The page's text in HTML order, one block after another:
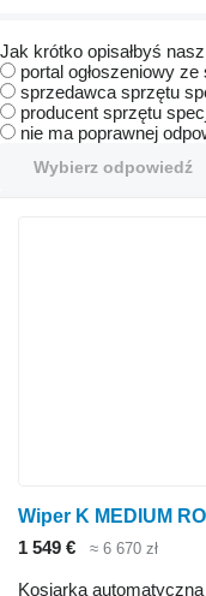
Jak krótko opisałbyś
portal ogłoszeniowy
sprzedawca sprzętu
producent sprzętu
nie ma poprawnej
Wybierz odpowiedź
Wiper K MEDIUM
1 549 €
≈ 6 670 zł
Kosiarka automatyczna